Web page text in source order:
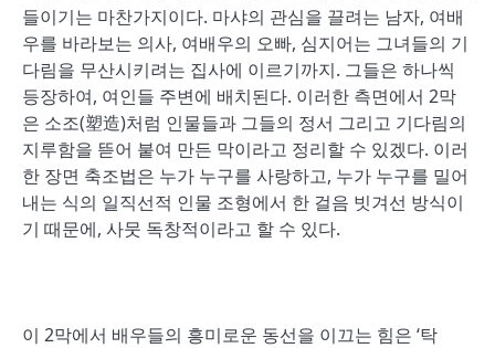
들이기는 마찬가지이다. 마샤의 관심을 끌려는 남자, 여배
우를 바라보는 의사, 여배우의 오빠, 심지어는 그녀들의 기
다림을 무산시키려는 집사에 이르기까지. 그들은 하나씩
등장하여, 여인들 주변에 배치된다. 이러한 측면에서 2막
은 소조(塑造)처럼 인물들과 그들의 정서 그리고 기다림의
지루함을 뜯어 붙여 만든 막이라고 정리할 수 있겠다. 이러
한 장면 축조법은 누가 누구를 사랑하고, 누가 누구를 밀어
내는 식의 일직선적 인물 조형에서 한 걸음 빗겨선 방식이
기 때문에, 사뭇 독창적이라고 할 수 있다.
이 2막에서 배우들의 흥미로운 동선을 이끄는 힘은 ‘탁